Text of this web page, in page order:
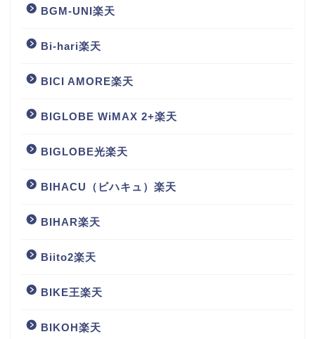
BGM‐UNI楽天
Bi-hari楽天
BICI AMORE楽天
BIGLOBE WiMAX 2+楽天
BIGLOBE光楽天
BIHACU（ビハキュ）楽天
BIHAR楽天
Biito2楽天
BIKE王楽天
BIKOH楽天